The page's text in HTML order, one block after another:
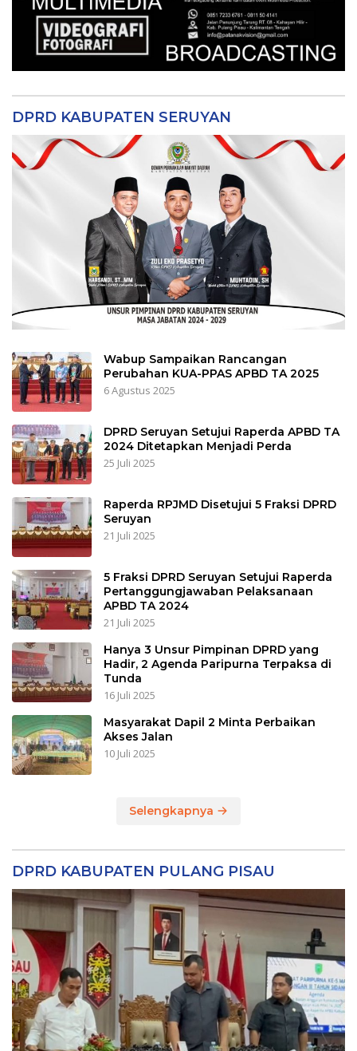
DPRD KABUPATEN SERUYAN
Wabup Sampaikan Rancangan
Perubahan KUA-PPAS APBD TA 2025
6 Agustus 2025
DPRD Seruyan Setujui Raperda APBD TA
2024 Ditetapkan Menjadi Perda
25 Juli 2025
Raperda RPJMD Disetujui 5 Fraksi DPRD
Seruyan
21 Juli 2025
5 Fraksi DPRD Seruyan Setujui Raperda
Pertanggungjawaban Pelaksanaan
APBD TA 2024
21 Juli 2025
Hanya 3 Unsur Pimpinan DPRD yang
Hadir, 2 Agenda Paripurna Terpaksa di
Tunda
16 Juli 2025
Masyarakat Dapil 2 Minta Perbaikan
Akses Jalan
10 Juli 2025
Selengkapnya
DPRD KABUPATEN PULANG PISAU